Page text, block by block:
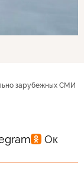
зарубежных СМИ